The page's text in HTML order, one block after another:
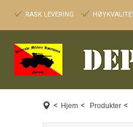
RASK LEVERING
< Hjem < Produkter <